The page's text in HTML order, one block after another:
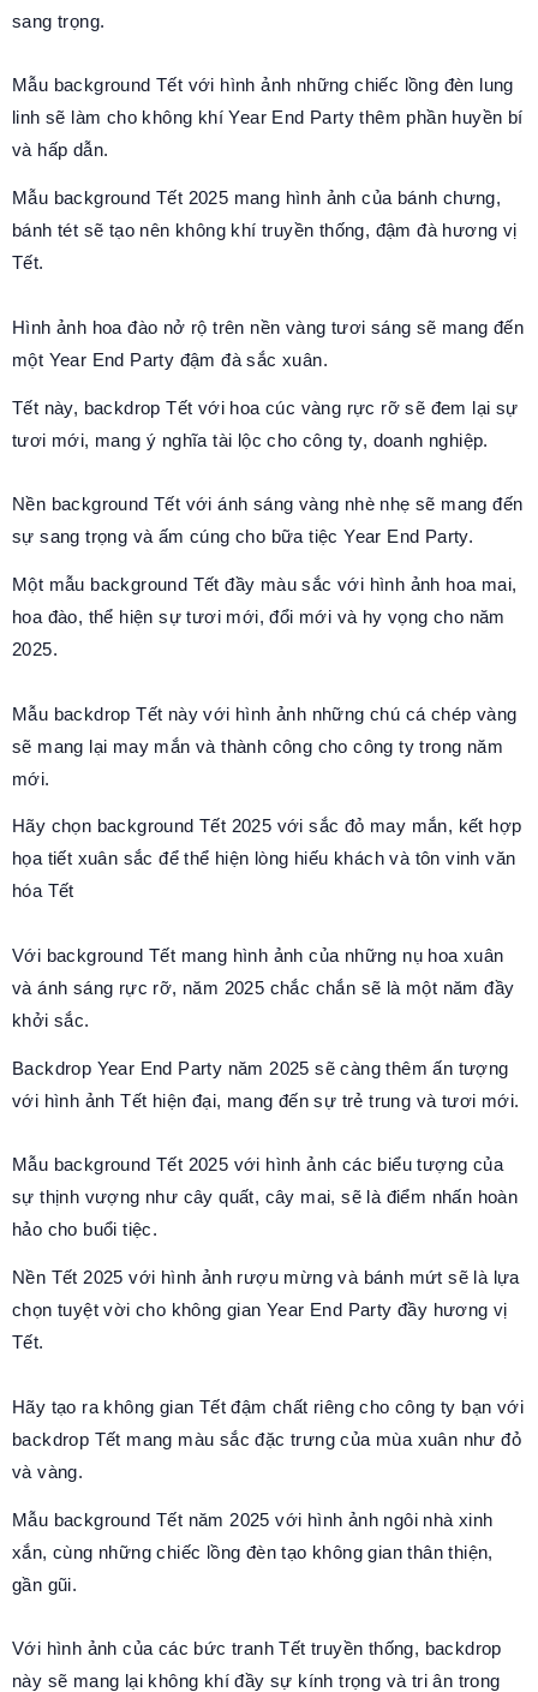
sang trọng.
Mẫu background Tết với hình ảnh những chiếc lồng đèn lung
linh sẽ làm cho không khí Year End Party thêm phần huyền bí
và hấp dẫn.
Mẫu background Tết 2025 mang hình ảnh của bánh chưng,
bánh tét sẽ tạo nên không khí truyền thống, đậm đà hương vị
Tết.
Hình ảnh hoa đào nở rộ trên nền vàng tươi sáng sẽ mang đến
một Year End Party đậm đà sắc xuân.
Tết này, backdrop Tết với hoa cúc vàng rực rỡ sẽ đem lại sự
tươi mới, mang ý nghĩa tài lộc cho công ty, doanh nghiệp.
Nền background Tết với ánh sáng vàng nhè nhẹ sẽ mang đến
sự sang trọng và ấm cúng cho bữa tiệc Year End Party.
Một mẫu background Tết đầy màu sắc với hình ảnh hoa mai,
hoa đào, thể hiện sự tươi mới, đổi mới và hy vọng cho năm
2025.
Mẫu backdrop Tết này với hình ảnh những chú cá chép vàng
sẽ mang lại may mắn và thành công cho công ty trong năm
mới.
Hãy chọn background Tết 2025 với sắc đỏ may mắn, kết hợp
họa tiết xuân sắc để thể hiện lòng hiếu khách và tôn vinh văn
hóa Tết
Với background Tết mang hình ảnh của những nụ hoa xuân
và ánh sáng rực rỡ, năm 2025 chắc chắn sẽ là một năm đầy
khởi sắc.
Backdrop Year End Party năm 2025 sẽ càng thêm ấn tượng
với hình ảnh Tết hiện đại, mang đến sự trẻ trung và tươi mới.
Mẫu background Tết 2025 với hình ảnh các biểu tượng của
sự thịnh vượng như cây quất, cây mai, sẽ là điểm nhấn hoàn
hảo cho buổi tiệc.
Nền Tết 2025 với hình ảnh rượu mừng và bánh mứt sẽ là lựa
chọn tuyệt vời cho không gian Year End Party đầy hương vị
Tết.
Hãy tạo ra không gian Tết đậm chất riêng cho công ty bạn với
backdrop Tết mang màu sắc đặc trưng của mùa xuân như đỏ
và vàng.
Mẫu background Tết năm 2025 với hình ảnh ngôi nhà xinh
xắn, cùng những chiếc lồng đèn tạo không gian thân thiện,
gần gũi.
Với hình ảnh của các bức tranh Tết truyền thống, backdrop
này sẽ mang lại không khí đầy sự kính trọng và tri ân trong